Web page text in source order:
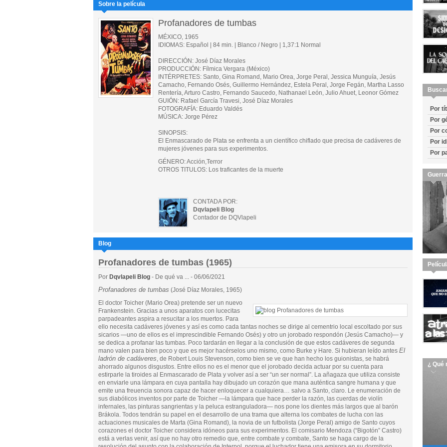
Sobre la película
Profanadores de tumbas
MÉXICO, 1965
IDIOMAS: Español | 84 min. | Blanco / Negro | 1,37:1 Normal
DIRECCIÓN: José Díaz Morales
PRODUCCIÓN: Fílmica Vergara (México)
INTÉRPRETES: Santo, Gina Romand, Mario Orea, Jorge Peral, Jessica Munguía, Jesús
Camacho, Fernando Osés, Guillermo Hernández, Estela Peral, Jorge Fegán, Martha Lasso
Rentería, Arturo Castro, Fernando Saucedo, Nathanael León, Julio Ahuet, Leonor Gómez
GUIÓN: Rafael García Travesi, José Díaz Morales
FOTOGRAFÍA: Eduardo Valdés
MÚSICA: Jorge Pérez
SINOPSIS:
El Enmascarado de Plata se enfrenta a un científico chiflado que precisa de cadáveres de
mujeres jóvenes para sus experimentos.
GÉNERO: Acción,Terror
OTROS TITULOS: Los traficantes de la muerte
CONTADA POR:
Dqvlapeli Blog
Contador de DQVlapeli
Blog
Profanadores de tumbas (1965)
Por Dqvlapeli Blog - De qué va ... - 06/06/2021
Profanadores de tumbas (José Díaz Morales, 1965)
El doctor Toicher (Mario Orea) pretende ser un nuevo
Frankenstein. Gracias a unos aparatos con lucecitas
parpadeantes aspira a resucitar a los muertos. Para
ello necesita cadáveres jóvenes y así es como cada tantas noches se dirige al cementrio local escoltado por sus
sicarios —uno de ellos es el imprescindible Fernando Osés) y otro un jorobado respondón (Jesús Camacho)— y
se dedica a profanar las tumbas. Poco tardarán en llegar a la conclusión de que estos cadáveres de segunda
mano valen para bien poco y que es mejor hacérselos uno mismo, como Burke y Hare. Si hubieran leído antes El
ladrón de cadáveres, de Robert Louis Stevenson, como bien se ve que han hecho los guionistas, se habrá
ahorrado algunos disgustos. Entre ellos no es el menor que el jorobado decida actuar por su cuenta para
estirparle la tiroides al Enmascarado de Plata y volver así a ser “un ser normal”. La añagaza que utiliza consiste
en enviarle una lámpara en cuya pantalla hay dibujado un corazón que mana auténtica sangre humana y que
emite una freuencia sonora capaz de hacer enloquecer a cualquiera… salvo a Santo, claro. Le enumeración de
sus diabólicos inventos por parte de Toicher —la lámpara que hace perder la razón, las cuerdas de violín
infernales, las pinturas sangrientas y la peluca estranguladora— nos pone los dientes más largos que al barón
Brákola. Todos tendrán su papel en el desarrollo de una trama que alterna los combates de lucha con las
actuaciones musicales de Marta (Gina Romand), la novia de un futbolista (Jorge Peral) amigo de Santo cuyos
corazones el doctor Toicher considera idóneos para sus experimentos. El comisario Mendoza (“Bigotón” Castro)
está a verlas venir, así que no hay otro remedio que, entre combate y combate, Santo se haga cargo de la
Por
Por
Por
Por
Por
¿ Qué